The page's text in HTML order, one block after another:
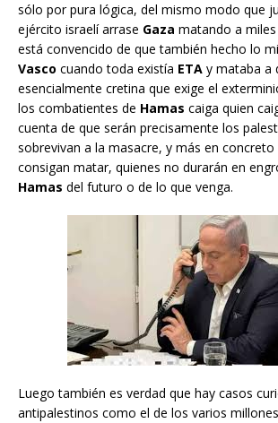
sólo por pura lógica, del mismo modo que
ejército israelí arrase Gaza matando a
está convencido de que también hecho lo
Vasco cuando toda existía ETA y mataba a
esencialmente cretina que exige el
los combatientes de Hamas caiga quien
cuenta de que serán precisamente los
sobrevivan a la masacre, y más en
consigan matar, quienes no durarán en
Hamas del futuro o de lo que venga.
Luego también es verdad que hay casos
antipalestinos como el de los varios